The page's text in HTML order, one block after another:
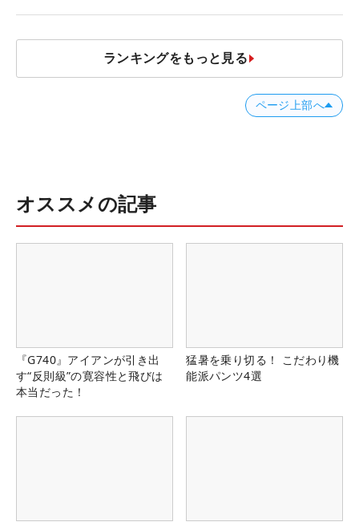
ランキングをもっと見る
ページ上部へ
オススメの記事
『G740』アイアンが引き出
す“反則級”の寛容性と飛びは
本当だった！
猛暑を乗り切る！ こだわり機
能派パンツ4選